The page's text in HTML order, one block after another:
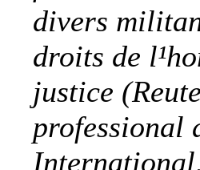
divers
droits de
justice
professional